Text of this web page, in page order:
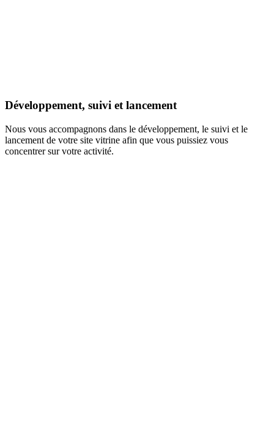
Développement, suivi et lancement
Nous vous accompagnons dans le développement, le suivi et le
lancement de votre site vitrine afin que vous puissiez vous
concentrer sur votre activité.